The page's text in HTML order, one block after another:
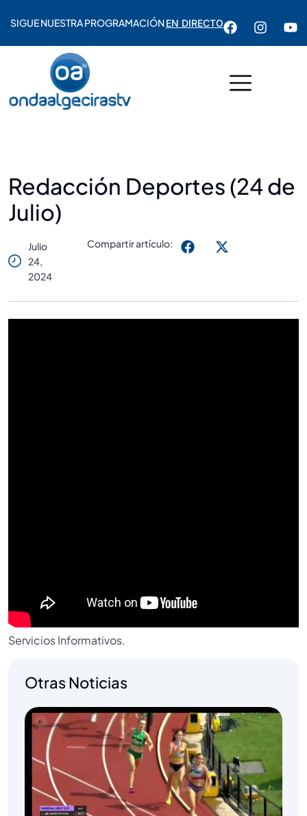
SIGUE NUESTRA PROGRAMACIÓNEN DIRECTO
Redacción Deportes (24 de
Julio)
Julio
24,
2024
Compartir artículo:
Servicios Informativos.
Otras Noticias